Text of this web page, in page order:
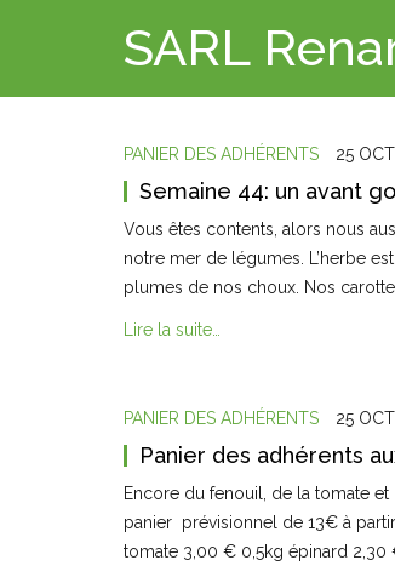
SARL
PANIER DES ADHÉRENTS 25
Semaine 44: un avant
Vous êtes contents, alors nous
notre mer de légumes. L’herbe
plumes de nos choux. Nos
Lire la suite…
PANIER DES ADHÉRENTS 25
Panier des adhérents
Encore du fenouil, de la tomate
panier prévisionnel de 13€ à
tomate 3,00 € 0,5kg épinard